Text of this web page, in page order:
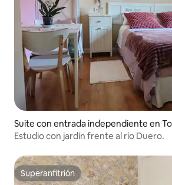
Suite con entrada independiente en
Estudio con jardín frente al río Duero.
Superanfitrión
Superanfitrión